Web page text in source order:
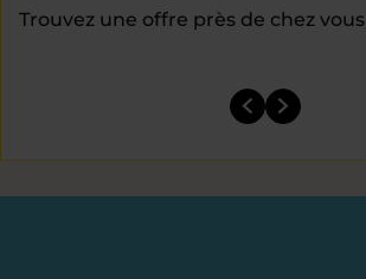
Trouvez une offre près de chez vous